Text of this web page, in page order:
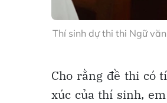
Thí sinh dự thi thi Ngữ
Cho rằng đề thi có
xúc của thí sinh,